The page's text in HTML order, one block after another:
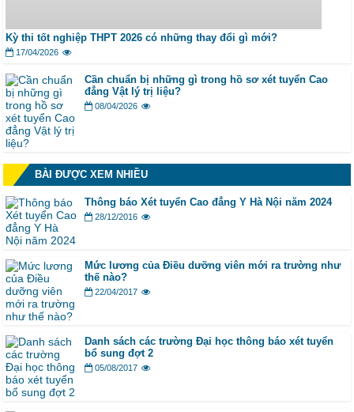
Kỳ thi tốt nghiệp THPT 2026 có những thay đổi gì mới?
17/04/2026
Cần chuẩn bị những gì trong hồ sơ xét tuyển Cao
đẳng Vật lý trị liệu?
08/04/2026
BÀI ĐƯỢC XEM NHIỀU
Thông báo Xét tuyển Cao đẳng Y Hà Nội năm 2024
28/12/2016
Mức lương của Điều dưỡng viên mới ra trường như
thế nào?
22/04/2017
Danh sách các trường Đại học thông báo xét tuyển
bổ sung đợt 2
05/08/2017